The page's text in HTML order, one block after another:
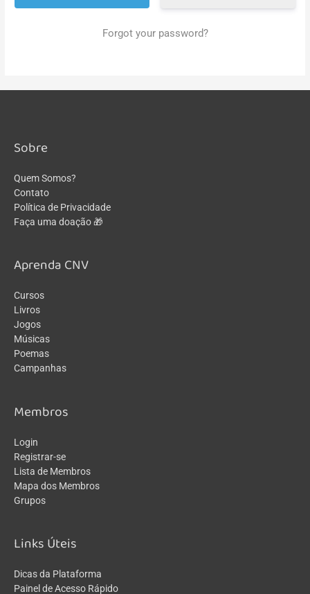
Forgot your password?
Sobre
Quem Somos?
Contato
Política de Privacidade
Faça uma doação 🎁
Aprenda CNV
Cursos
Livros
Jogos
Músicas
Poemas
Campanhas
Membros
Login
Registrar-se
Lista de Membros
Mapa dos Membros
Grupos
Links Úteis
Dicas da Plataforma
Painel de Acesso Rápido